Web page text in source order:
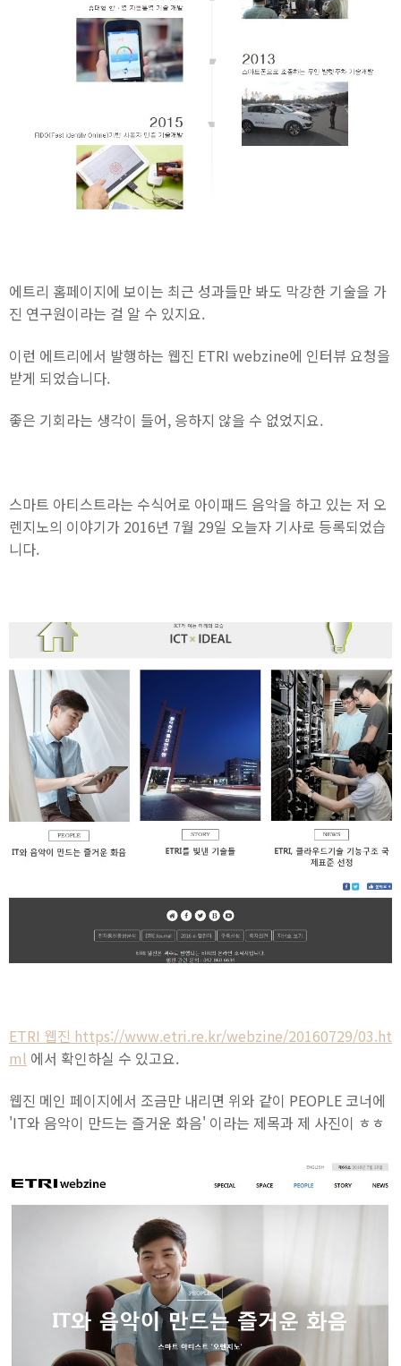
에트리 홈페이지에 보이는 최근 성과들만 봐도 막강한 기술을 가
진 연구원이라는 걸 알 수 있지요.
이런 에트리에서 발행하는 웹진 ETRI webzine에 인터뷰 요청을
받게 되었습니다.
좋은 기회라는 생각이 들어, 응하지 않을 수 없었지요.
스마트 아티스트라는 수식어로 아이패드 음악을 하고 있는 저 오
렌지노의 이야기가 2016년 7월 29일 오늘자 기사로 등록되었습
니다.
ETRI 웹진 https://www.etri.re.kr/webzine/20160729/03.ht
ml 에서 확인하실 수 있고요.
웹진 메인 페이지에서 조금만 내리면 위와 같이 PEOPLE 코너에
'IT와 음악이 만드는 즐거운 화음' 이라는 제목과 제 사진이 ㅎㅎ